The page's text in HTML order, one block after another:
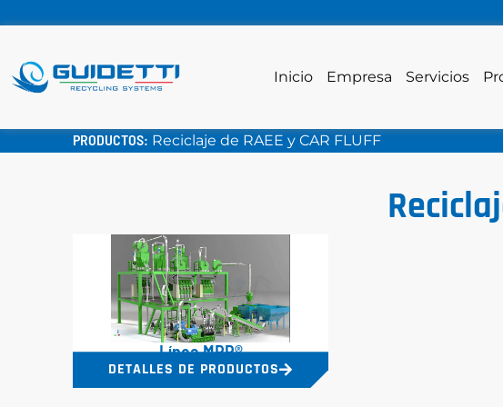
Inicio Empresa Servicios
PRODUCTOS: Reciclaje de RAEE y CAR FLUFF
Línea MRP®
DETALLES DE PRODUCTOS